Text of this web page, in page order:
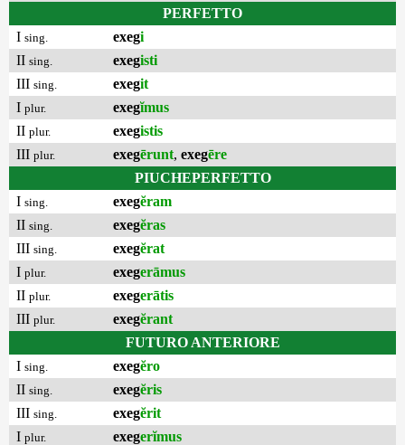
PERFETTO
I sing. exegi
II sing. exegisti
III sing. exegit
I plur. exegĭmus
II plur. exegistis
III plur. exegērunt, exegēre
PIUCHEPERFETTO
I sing. exegĕram
II sing. exegĕras
III sing. exegĕrat
I plur. exegerāmus
II plur. exegerātis
III plur. exegĕrant
FUTURO ANTERIORE
I sing. exegĕro
II sing. exegĕris
III sing. exegĕrit
I plur. exegerĭmus